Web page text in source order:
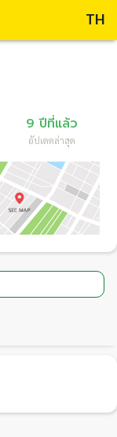
TH
9 ปีที่แล้ว
อัปเดตล่าสุด